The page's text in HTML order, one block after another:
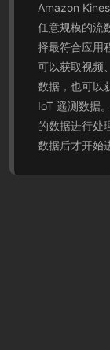
Amazon
任意规模的流
择最符合应用
可以获取视频
数据，也可以
IoT 遥测数据
的数据进行处
数据后才开始